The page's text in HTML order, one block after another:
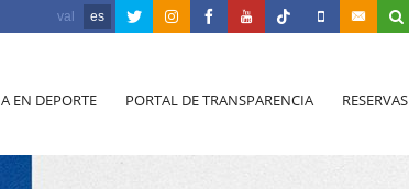
val es
EN DEPORTE PORTAL DE TRANSPARENCIA RESERVAS